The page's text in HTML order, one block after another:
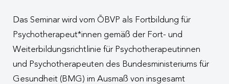
Das Seminar wird vom ÖBVP als Fortbildung für
Psychotherapeut*innen gemäß der Fort- und
Weiterbildungsrichtlinie für Psychotherapeutinnen
und Psychotherapeuten des Bundesministeriums für
Gesundheit (BMG) im Ausmaß von insgesamt